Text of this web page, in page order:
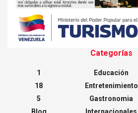
Categorías
1
18
5
Blog
Educación
Entretenimiento
Gastronomia
Internacionales